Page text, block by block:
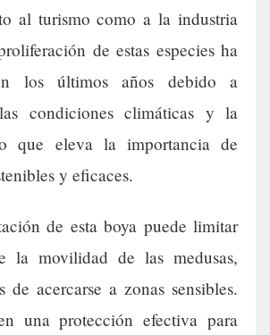
al turismo como a la industria
de estas especies ha
los últimos años debido a
condiciones climáticas y la
que eleva la importancia de
y eficaces.
de esta boya puede limitar
la movilidad de las medusas,
de acercarse a zonas sensibles.
una protección efectiva para